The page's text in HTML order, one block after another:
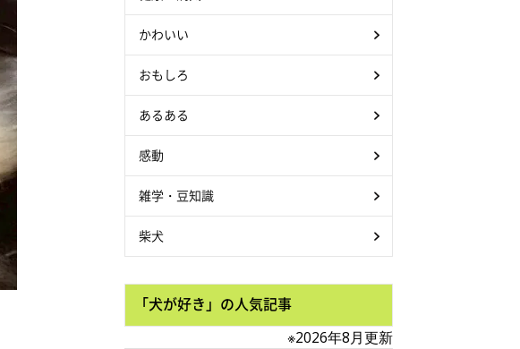
かわいい
おもしろ
あるある
感動
雑学・豆知識
柴犬
「犬が好き」の人気記事
※2026年8月更新